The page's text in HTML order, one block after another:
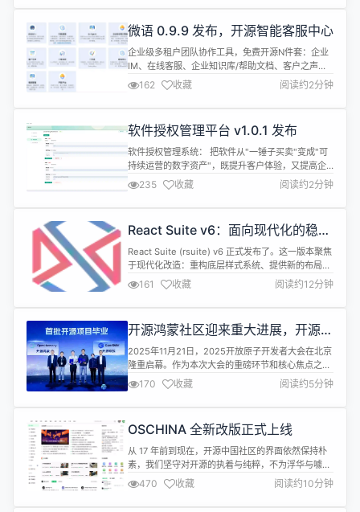
志着低空基础设施向标准化、平台化迈出突破性的关
亚科学院院士、IDEA低空经济分院执行院长李世鹏
与优刻得董事长兼CEO季...
微语 0.9.9 发布，开源智能客服中心
企业级多租户团队协作工具，免费开源N件套：企业
IM、在线客服、企业知识库/帮助文档、客户之声、
工单系统、AI对话、工作流、呼叫中心、视频客服、
开放平台。 语言 English 中文 管理端 多渠道 客服端
介绍 企业IM 局域网即时通讯 企业成员管理 聊天记录
智能体，对接自有数据，自动执行操作 ....
162 收藏 阅读约2分钟
软件授权管理平台 v1.0.1 发布
软件授权管理系统： 把软件从"一锤子买卖"变成"可
持续运营的数字资产"，既提升客户体验，又提高企
业收入。 ✨ 新增功能 数据库初始化重试机制：提升
系统在启动过程中的稳定性与容错能力 许可证管理功
能：支持许可证的撤销与下载操作，增强管理灵活性
面，提升国际化体验 官方文档：更新官方文档，增加
许可证结构与验证（客户端...
235 收藏 阅读约2分钟
React Suite v6：面向现代化的稳健
升级
React Suite (rsuite) v6 正式发布了。这一版本聚焦
于现代化改造：重构底层样式系统、提供新的布局能
力，并整体提升响应式体验和开发流程。v6 代表
React Suite 在稳定性的前提下，持续向更具适应性
的 UI 方案演进。 1. 样式系统的全面重构：拥抱 CSS
底迁移到了SCSS...
161 收藏 阅读约12分钟
开源鸿蒙社区迎来重大进展，开源鸿
蒙项目顺利孵化毕业
2025年11月21日，2025开放原子开发者大会在北京
隆重启幕。作为本次大会的重磅环节和核心焦点之
一，在大会开幕式上，开放原子开源基金会（以下简
称“基金会”）宣布开源鸿蒙项目达成开源孵化目标、
顺利毕业，这是项目开源共建五年来最具意义的成果
体系、社区活跃度、生态影响力、产业落地等方面通
过了基金会的综合孵化评审，...
170 收藏 阅读约5分钟
OSCHINA 全新改版正式上线
从 17 年前到现在，开源中国社区的界面依然保持朴
素，我们坚守对开源的执着与纯粹，不为浮华与噱头
所动，而是专注于为开发者提供一个真实、自由的技
术平台。 正是这种对开源的坚持与热爱，开源中国从
社区到 Gitee，再到模力方舟（Gitee AI），始终与
470 收藏 阅读约10分钟